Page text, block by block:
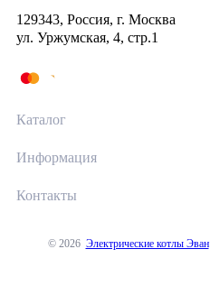
129343, Россия, г. Москва
ул. Уржумская, 4, стр.1
Каталог
Информация
Контакты
© 2026 Электрические котлы Эван